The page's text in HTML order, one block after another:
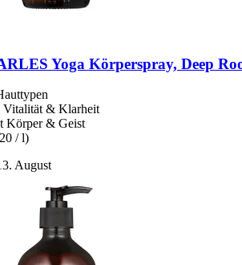
Yoga Körperspray, Deep
Vitalität & Klarheit
Körper & Geist
/ l)
August